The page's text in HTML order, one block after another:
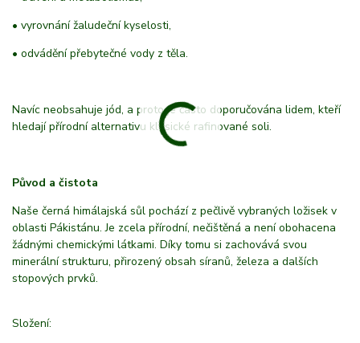
• vyrovnání žaludeční kyselosti,
• odvádění přebytečné vody z těla.
Navíc neobsahuje jód, a proto je často doporučována lidem, kteří
hledají přírodní alternativu klasické rafinované soli.
Původ a čistota
Naše černá himálajská sůl pochází z pečlivě vybraných ložisek v
oblasti Pákistánu. Je zcela přírodní, nečištěná a není obohacena
žádnými chemickými látkami. Díky tomu si zachovává svou
minerální strukturu, přirozený obsah síranů, železa a dalších
stopových prvků.
Složení: